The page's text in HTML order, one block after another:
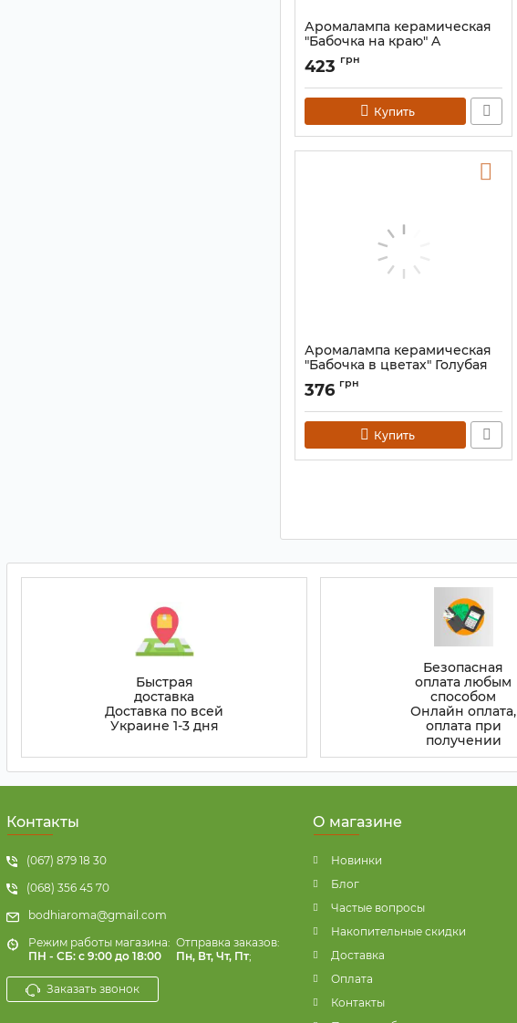
Аромалампа керамическая
"Бабочка на краю" A
Артикул: 9120180
423 грн
Купить
Аромалампа керамическая
"Бабочка в цветах" Голубая
Артикул:
376 грн
Купить
Быстрая
доставка
Доставка по всей
Украине 1-3 дня
Безопасная
оплата любым
способом
Онлайн оплата,
оплата при
получении
Контакты
(067) 879 18 30
(068) 356 45 70
bodhiaroma@gmail.com
Режим работы магазина:
ПН - СБ: с 9:00 до 18:00
Отправка заказов:
Пн, Вт, Чт, Пт;
Заказать звонок
О магазине
Новинки
Блог
Частые вопросы
Накопительные скидки
Доставка
Оплата
Контакты